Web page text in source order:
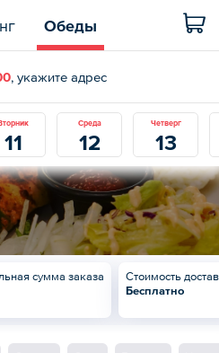
Обеды
, укажите адрес
11
Среда
12
Четверг
13
сумма заказа
Стоимость
Бесплатно